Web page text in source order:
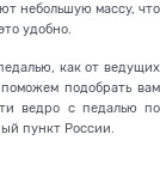
небольшую массу, что
удобно.
как от ведущих
подобрать вам
ведро с педалью по
пункт России.